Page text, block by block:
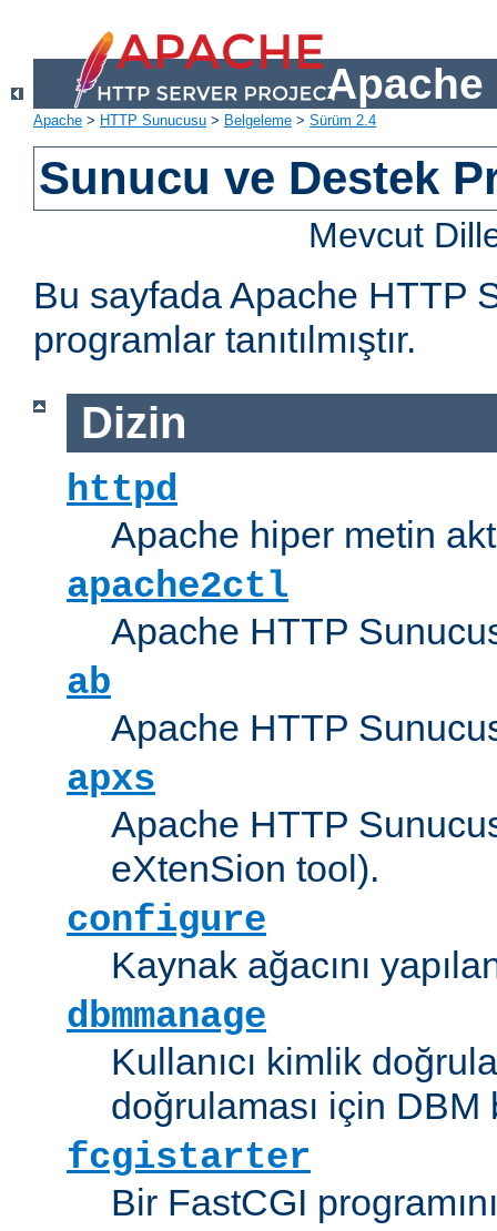
Apache
Apache > HTTP Sunucusu > Belgeleme > Sürüm 2.4
Sunucu ve Destek
Mevcut
Bu sayfada Apache HTTP
programlar tanıtılmıştır.
Dizin
httpd
Apache hiper metin
apache2ctl
Apache HTTP
ab
Apache HTTP
apxs
Apache HTTP
eXtenSion tool).
configure
Kaynak ağacını
dbmmanage
Kullanıcı kimlik
doğrulaması için
fcgistarter
Bir FastCGI programını